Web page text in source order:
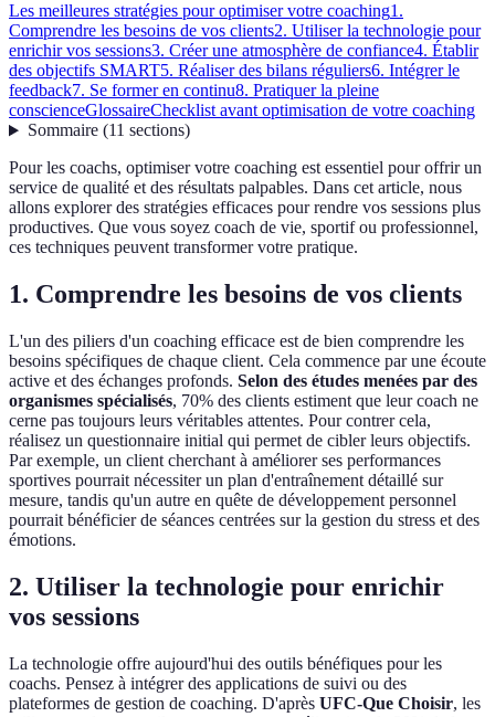
Les meilleures stratégies pour optimiser votre coaching1.
Comprendre les besoins de vos clients2. Utiliser la technologie pour
enrichir vos sessions3. Créer une atmosphère de confiance4. Établir
des objectifs SMART5. Réaliser des bilans réguliers6. Intégrer le
feedback7. Se former en continu8. Pratiquer la pleine
conscienceGlossaireChecklist avant optimisation de votre coaching
Sommaire(11 sections)
Pour les coachs, optimiser votre coaching est essentiel pour offrir un
service de qualité et des résultats palpables. Dans cet article, nous
allons explorer des stratégies efficaces pour rendre vos sessions plus
productives. Que vous soyez coach de vie, sportif ou professionnel,
ces techniques peuvent transformer votre pratique.
1. Comprendre les besoins de vos clients
L'un des piliers d'un coaching efficace est de bien comprendre les
besoins spécifiques de chaque client. Cela commence par une écoute
active et des échanges profonds. Selon des études menées par des
organismes spécialisés, 70% des clients estiment que leur coach ne
cerne pas toujours leurs véritables attentes. Pour contrer cela,
réalisez un questionnaire initial qui permet de cibler leurs objectifs.
Par exemple, un client cherchant à améliorer ses performances
sportives pourrait nécessiter un plan d'entraînement détaillé sur
mesure, tandis qu'un autre en quête de développement personnel
pourrait bénéficier de séances centrées sur la gestion du stress et des
émotions.
2. Utiliser la technologie pour enrichir
vos sessions
La technologie offre aujourd'hui des outils bénéfiques pour les
coachs. Pensez à intégrer des applications de suivi ou des
plateformes de gestion de coaching. D'après UFC-Que Choisir, les